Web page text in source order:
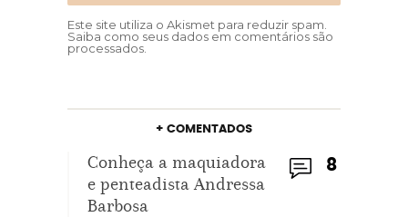
Este site utiliza o Akismet para reduzir spam.
Saiba como seus dados em comentários são
processados
+ COMENTADOS
8
Conheça a maquiadora
e penteadista Andressa
Barbosa